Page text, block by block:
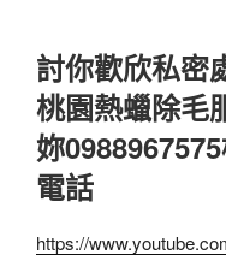
討你歡欣私密
桃園熱蠟除毛
妳
電話
https://